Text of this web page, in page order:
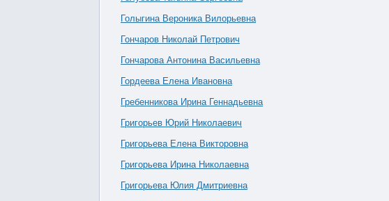
Голыгина Вероника Вилорьевна
Гончаров Николай Петрович
Гончарова Антонина Васильевна
Гордеева Елена Ивановна
Гребенникова Ирина Геннадьевна
Григорьев Юрий Николаевич
Григорьева Елена Викторовна
Григорьева Ирина Николаевна
Григорьева Юлия Дмитриевна